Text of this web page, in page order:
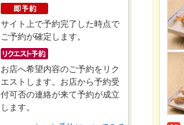
サイト上で予約完了した時点で
ご予約が確定します。
お店へ希望内容のご予約をリク
エストします。お店から予約受
付可否の連絡が来て予約が成立
します。